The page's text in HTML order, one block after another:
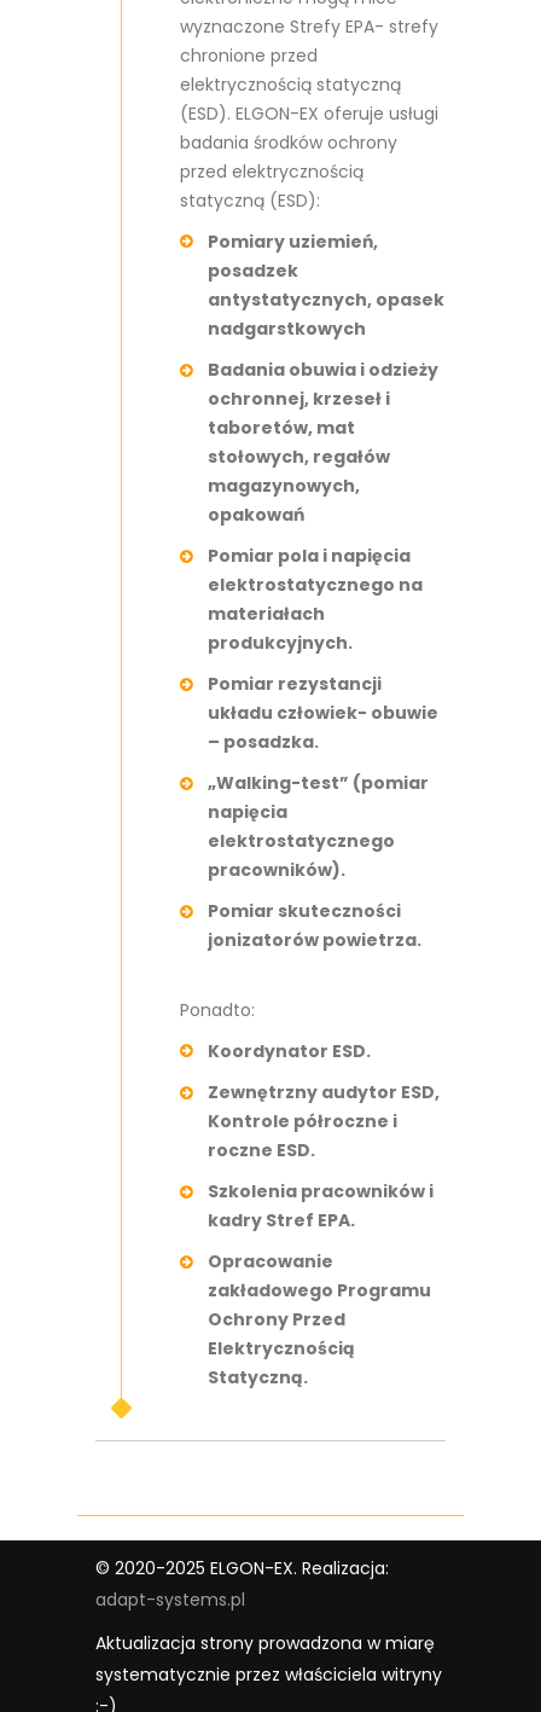
wyznaczone Strefy EPA- strefy
chronione przed
elektrycznością statyczną
(ESD). ELGON-EX oferuje usługi
badania środków ochrony
przed elektrycznością
statyczną (ESD):
Pomiary uziemień,
posadzek
antystatycznych, opasek
nadgarstkowych
Badania obuwia i odzieży
ochronnej, krzeseł i
taboretów, mat
stołowych, regałów
magazynowych,
opakowań
Pomiar pola i napięcia
elektrostatycznego na
materiałach
produkcyjnych.
Pomiar rezystancji
układu człowiek- obuwie
– posadzka.
„Walking-test” (pomiar
napięcia
elektrostatycznego
pracowników).
Pomiar skuteczności
jonizatorów powietrza.
Ponadto:
Koordynator ESD.
Zewnętrzny audytor ESD,
Kontrole półroczne i
roczne ESD.
Szkolenia pracowników i
kadry Stref EPA.
Opracowanie
zakładowego Programu
Ochrony Przed
Elektrycznością
Statyczną.
© 2020-2025 ELGON-EX. Realizacja:
adapt-systems.pl
Aktualizacja strony prowadzona w miarę
systematycznie przez właściciela witryny
:-)